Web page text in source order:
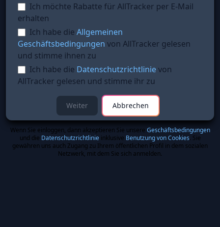
Ich möchte Rabatte für AllTracker per E-Mail
erhalten
Ich habe die Allgemeinen
Geschäftsbedingungen von AllTracker gelesen
und stimme ihnen zu
Ich habe die Datenschutzrichtlinievon
AllTracker gelesen und stimme ihr zu
Weiter Abbrechen
Wenn Sie einloggen, dann akzeptieren Sie unsere Geschäftsbedingungen
und die Datenschutzrichtlinieinklusive Benutzung von Cookies. Sie
gewähren uns auch Zugang zu Ihrem öffentlichen Profil in dem sozialen
Netzwerk, mit dem Sie sich anmelden.